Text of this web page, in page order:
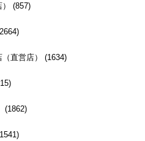
） (857)
直営店） (1634)
(1862)